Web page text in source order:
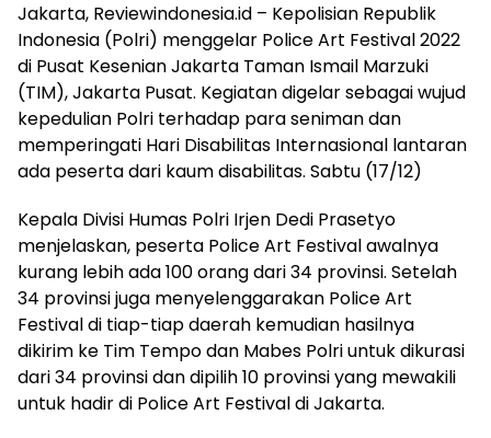
Jakarta, Reviewindonesia.id – Kepolisian Republik
Indonesia (Polri) menggelar Police Art Festival 2022
di Pusat Kesenian Jakarta Taman Ismail Marzuki
(TIM), Jakarta Pusat. Kegiatan digelar sebagai wujud
kepedulian Polri terhadap para seniman dan
memperingati Hari Disabilitas Internasional lantaran
ada peserta dari kaum disabilitas. Sabtu (17/12)
Kepala Divisi Humas Polri Irjen Dedi Prasetyo
menjelaskan, peserta Police Art Festival awalnya
kurang lebih ada 100 orang dari 34 provinsi. Setelah
34 provinsi juga menyelenggarakan Police Art
Festival di tiap-tiap daerah kemudian hasilnya
dikirim ke Tim Tempo dan Mabes Polri untuk dikurasi
dari 34 provinsi dan dipilih 10 provinsi yang mewakili
untuk hadir di Police Art Festival di Jakarta.